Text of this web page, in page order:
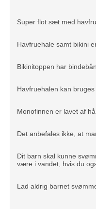
Super flot sæt med
Havfruehale samt bikini
Bikinitoppen har
Havfruehalen kan
Monofinnen er lavet af
Det anbefales ikke, at
Dit barn skal kunne
være i vandet, hvis du
Lad aldrig barnet